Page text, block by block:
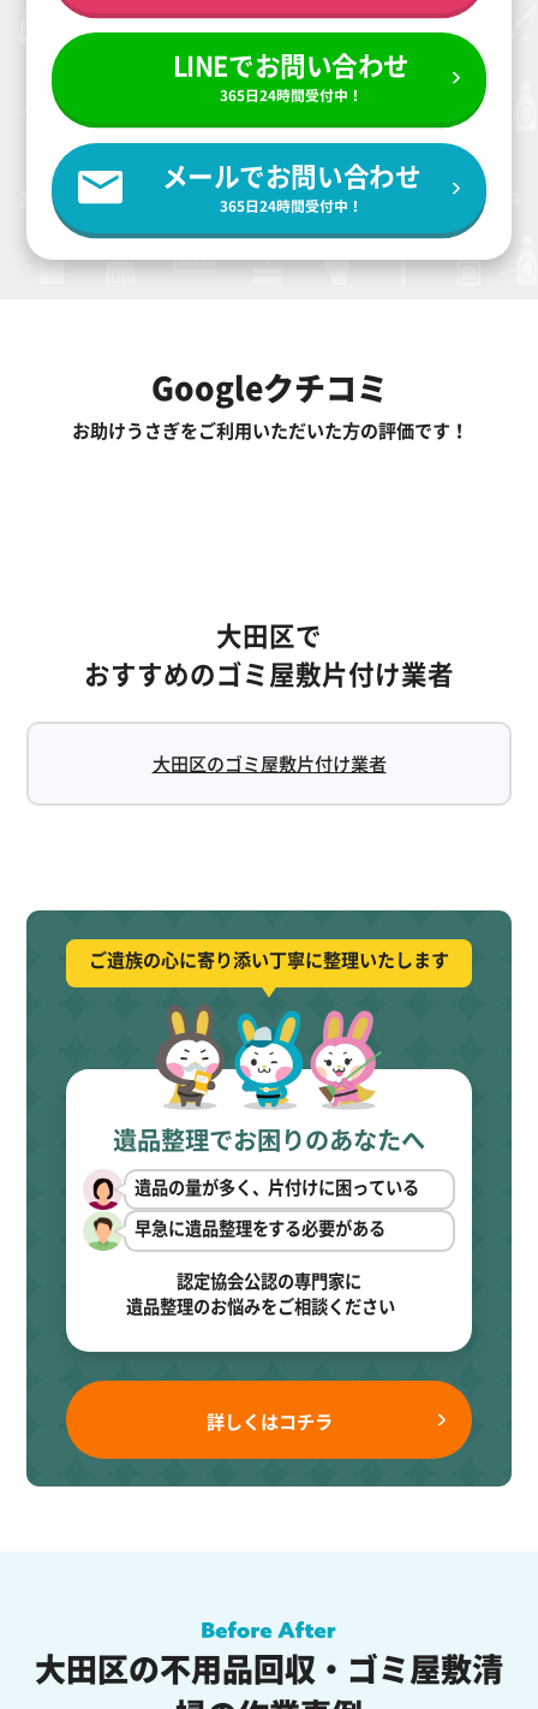
LINEでお問い合わせ
365日24時間受付中！
メールでお問い合わせ
365日24時間受付中！
Googleクチコミ
お助けうさぎをご利用いただいた方の評価です！
大田区で
おすすめのゴミ屋敷片付け業者
大田区のゴミ屋敷片付け業者
ご遺族の心に寄り添い丁寧に整理いたします
遺品整理でお困りのあなたへ
遺品の量が多く、片付けに困っている
早急に遺品整理をする必要がある
認定協会公認の専門家に
遺品整理のお悩みをご相談ください
詳しくはコチラ
大田区の不用品回収・ゴミ屋敷清